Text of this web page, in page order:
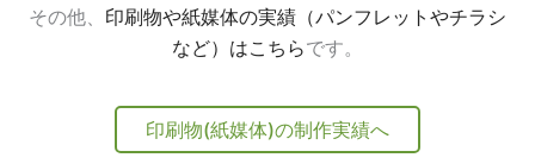
その他、 印刷物や紙媒体の実績（パンフレットやチラシ
など）はこちらです。
印刷物(紙媒体)の制作実績へ